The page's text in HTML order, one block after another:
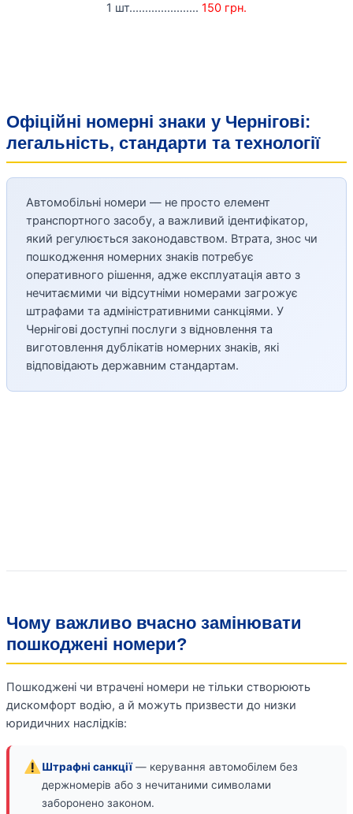
1 шт...................... 150 грн.
Офіційні номерні знаки у Чернігові:
легальність, стандарти та технології
Автомобільні номери — не просто елемент
транспортного засобу, а важливий ідентифікатор,
який регулюється законодавством. Втрата, знос чи
пошкодження номерних знаків потребує
оперативного рішення, адже експлуатація авто з
нечитаємими чи відсутніми номерами загрожує
штрафами та адміністративними санкціями. У
Чернігові доступні послуги з відновлення та
виготовлення дублікатів номерних знаків, які
відповідають державним стандартам.
Чому важливо вчасно замінювати
пошкоджені номери?
Пошкоджені чи втрачені номери не тільки створюють
дискомфорт водію, а й можуть призвести до низки
юридичних наслідків:
Штрафні санкції— керування автомобілем без
держномерів або з нечитаними символами
заборонено законом.